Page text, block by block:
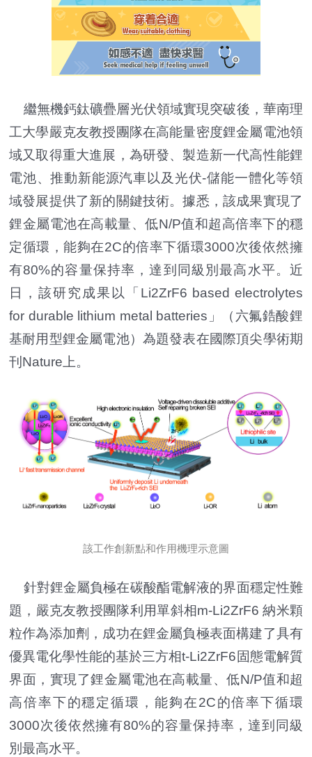
繼無機鈣鈦礦疊層光伏領域實現突破後，華南理
工大學嚴克友教授團隊在高能量密度鋰金屬電池領
域又取得重大進展，為研發、製造新一代高性能鋰
電池、推動新能源汽車以及光伏-儲能一體化等領
域發展提供了新的關鍵技術。據悉，該成果實現了
鋰金屬電池在高載量、低N/P值和超高倍率下的穩
定循環，能夠在2C的倍率下循環3000次後依然擁
有80%的容量保持率，達到同級別最高水平。近
日，該研究成果以「Li2ZrF6 based electrolytes
for durable lithium metal batteries」（六氟鋯酸鋰
基耐用型鋰金屬電池）為題發表在國際頂尖學術期
刊Nature上。
該工作創新點和作用機理示意圖
針對鋰金屬負極在碳酸酯電解液的界面穩定性難
題，嚴克友教授團隊利用單斜相m-Li2ZrF6 納米顆
粒作為添加劑，成功在鋰金屬負極表面構建了具有
優異電化學性能的基於三方相t-Li2ZrF6固態電解質
界面，實現了鋰金屬電池在高載量、低N/P值和超
高倍率下的穩定循環，能夠在2C的倍率下循環
3000次後依然擁有80%的容量保持率，達到同級
別最高水平。